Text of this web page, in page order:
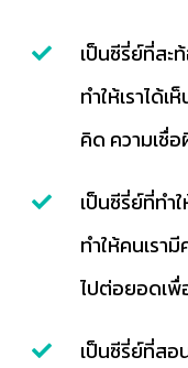
เป็นซีรี่ย์ที่สะ
ทำให้เราได้
คิด ความเชื่
เป็นซีรี่ย์ที่ทำ
ทำให้คนเรา
ไปต่อยอดเพื่
เป็นซีรี่ย์ที่สอ